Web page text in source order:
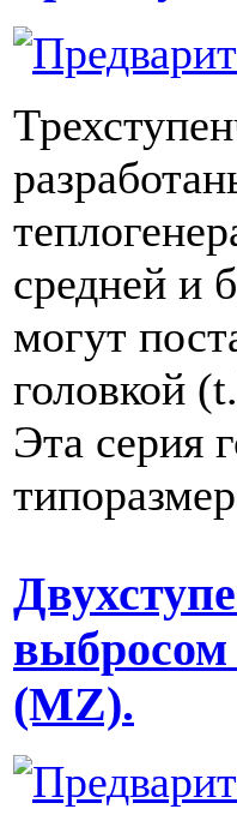
средней и
могут
головкой
Эта серия
выбросом
(MZ).